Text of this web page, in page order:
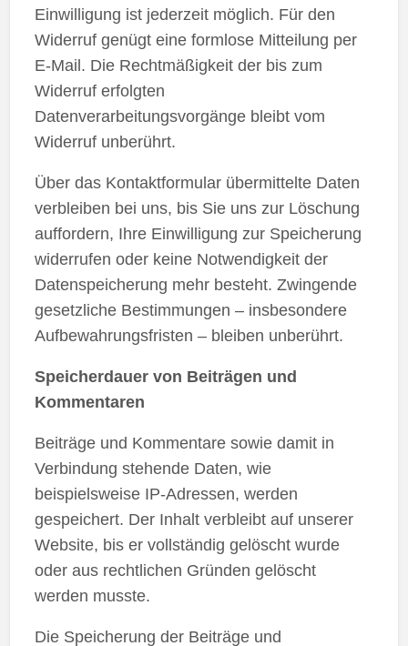
Einwilligung ist jederzeit möglich. Für den
Widerruf genügt eine formlose Mitteilung per
E-Mail. Die Rechtmäßigkeit der bis zum
Widerruf erfolgten
Datenverarbeitungsvorgänge bleibt vom
Widerruf unberührt.
Über das Kontaktformular übermittelte Daten
verbleiben bei uns, bis Sie uns zur Löschung
auffordern, Ihre Einwilligung zur Speicherung
widerrufen oder keine Notwendigkeit der
Datenspeicherung mehr besteht. Zwingende
gesetzliche Bestimmungen – insbesondere
Aufbewahrungsfristen – bleiben unberührt.
Speicherdauer von Beiträgen und
Kommentaren
Beiträge und Kommentare sowie damit in
Verbindung stehende Daten, wie
beispielsweise IP-Adressen, werden
gespeichert. Der Inhalt verbleibt auf unserer
Website, bis er vollständig gelöscht wurde
oder aus rechtlichen Gründen gelöscht
werden musste.
Die Speicherung der Beiträge und